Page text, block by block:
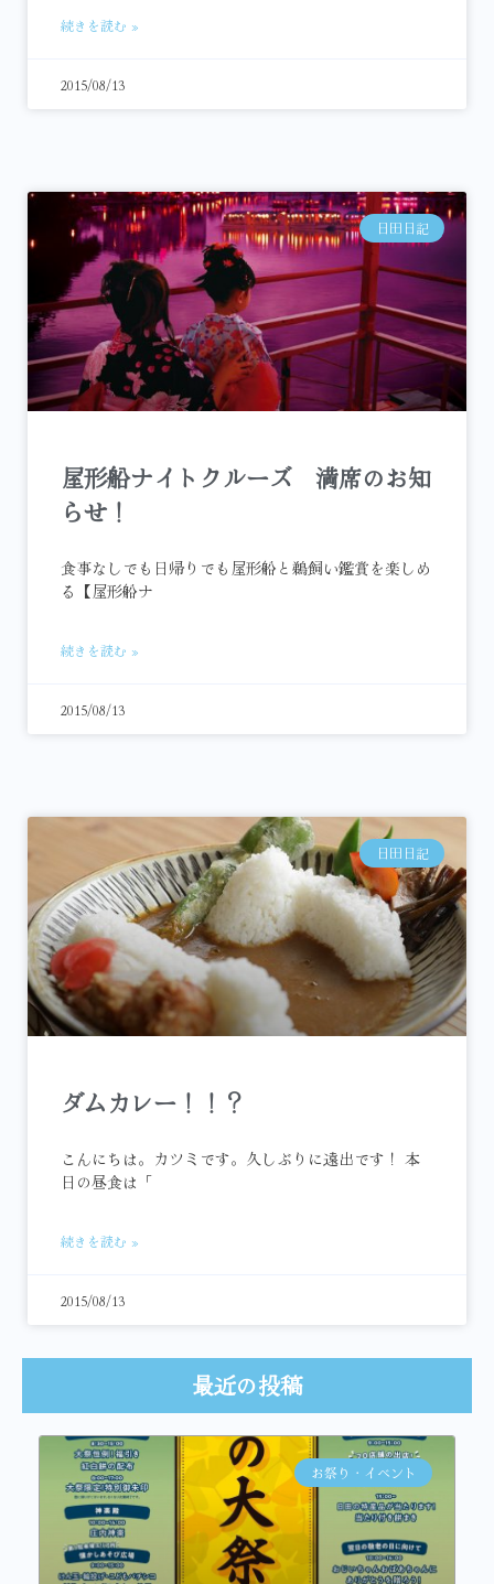
続きを読む »
2015/08/13
日田日記
屋形船ナイトクルーズ 満席のお知
らせ！
食事なしでも日帰りでも屋形船と鵜飼い鑑賞を楽しめ
る【屋形船ナ
続きを読む »
2015/08/13
日田日記
ダムカレー！！？
こんにちは。カツミです。久しぶりに遠出です！ 本
日の昼食は「
続きを読む »
2015/08/13
最近の投稿
お祭り・イベント